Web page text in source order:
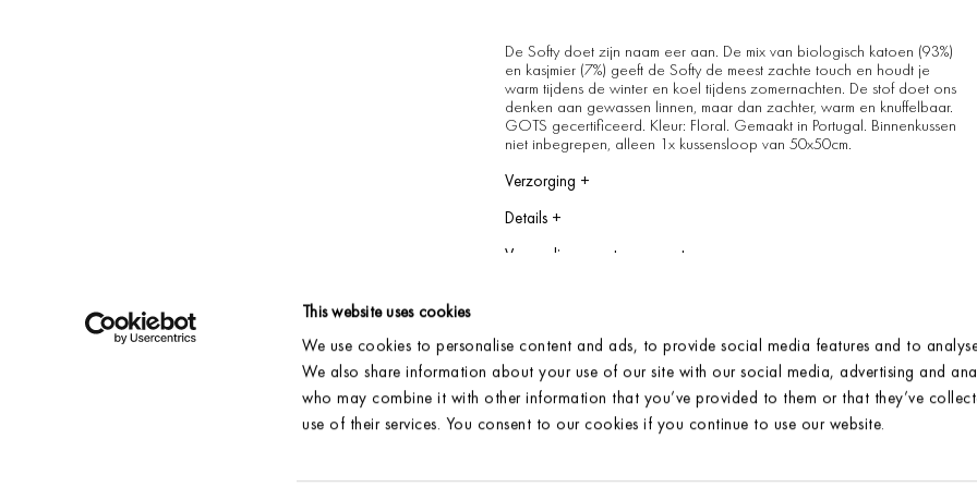
This website uses cookies
We use cookies to personalise content and ads, to provide social media features and to
We also share information about your use of our site with our social media, advertising and
who may combine it with other information that you’ve provided to them or that they’ve
use of their services. You consent to our cookies if you continue to use our website.
De Softy doet zijn naam eer aan. De mix van biologisch katoen (93%)
en kasjmier (7%) geeft de Softy de meest zachte touch en houdt je
warm tijdens de winter en koel tijdens zomernachten. De stof doet ons
denken aan gewassen linnen, maar dan zachter, warm en knuffelbaar.
GOTS gecertificeerd. Kleur: Floral. Gemaakt in Portugal. Binnenkussen
niet inbegrepen, alleen 1x kussensloop van 50x50cm.
Verzorging +
Hoes: Wassen op maximaal 40 graden. Het mag in de droger.
Kussentje: Stomerij.
Details +
1 kussensloop
Verzending en retourneren
+
order has been confirmed.
Shipping costs
Netherlands: Shipping costs are 6,00 euro and free shipping for all
orders starting from 150,00 euro.
European (EU) countries: Shipping costs are 10,00 euro per order. For
heavy orders; like quilts and furniture the shipping costs are 20,00 euro
ACCOUNT
CONTACT
VERKOOPPUNTEN
VERKOOP VOORWAARDEN
ALGEMENE VOORWAARDEN